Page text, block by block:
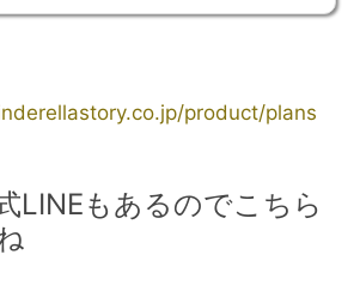
product/plans
LINEもあるのでこちら